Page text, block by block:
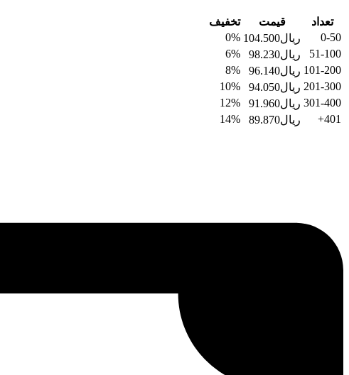
تعداد قیمت
تخفیف
0-50
ریال104.500
0%
51-100
ریال98.230
6%
101-200 ریال96.140
8%
201-300 ریال94.050
10%
301-400 ریال91.960
12%
401+
ریال89.870
14%